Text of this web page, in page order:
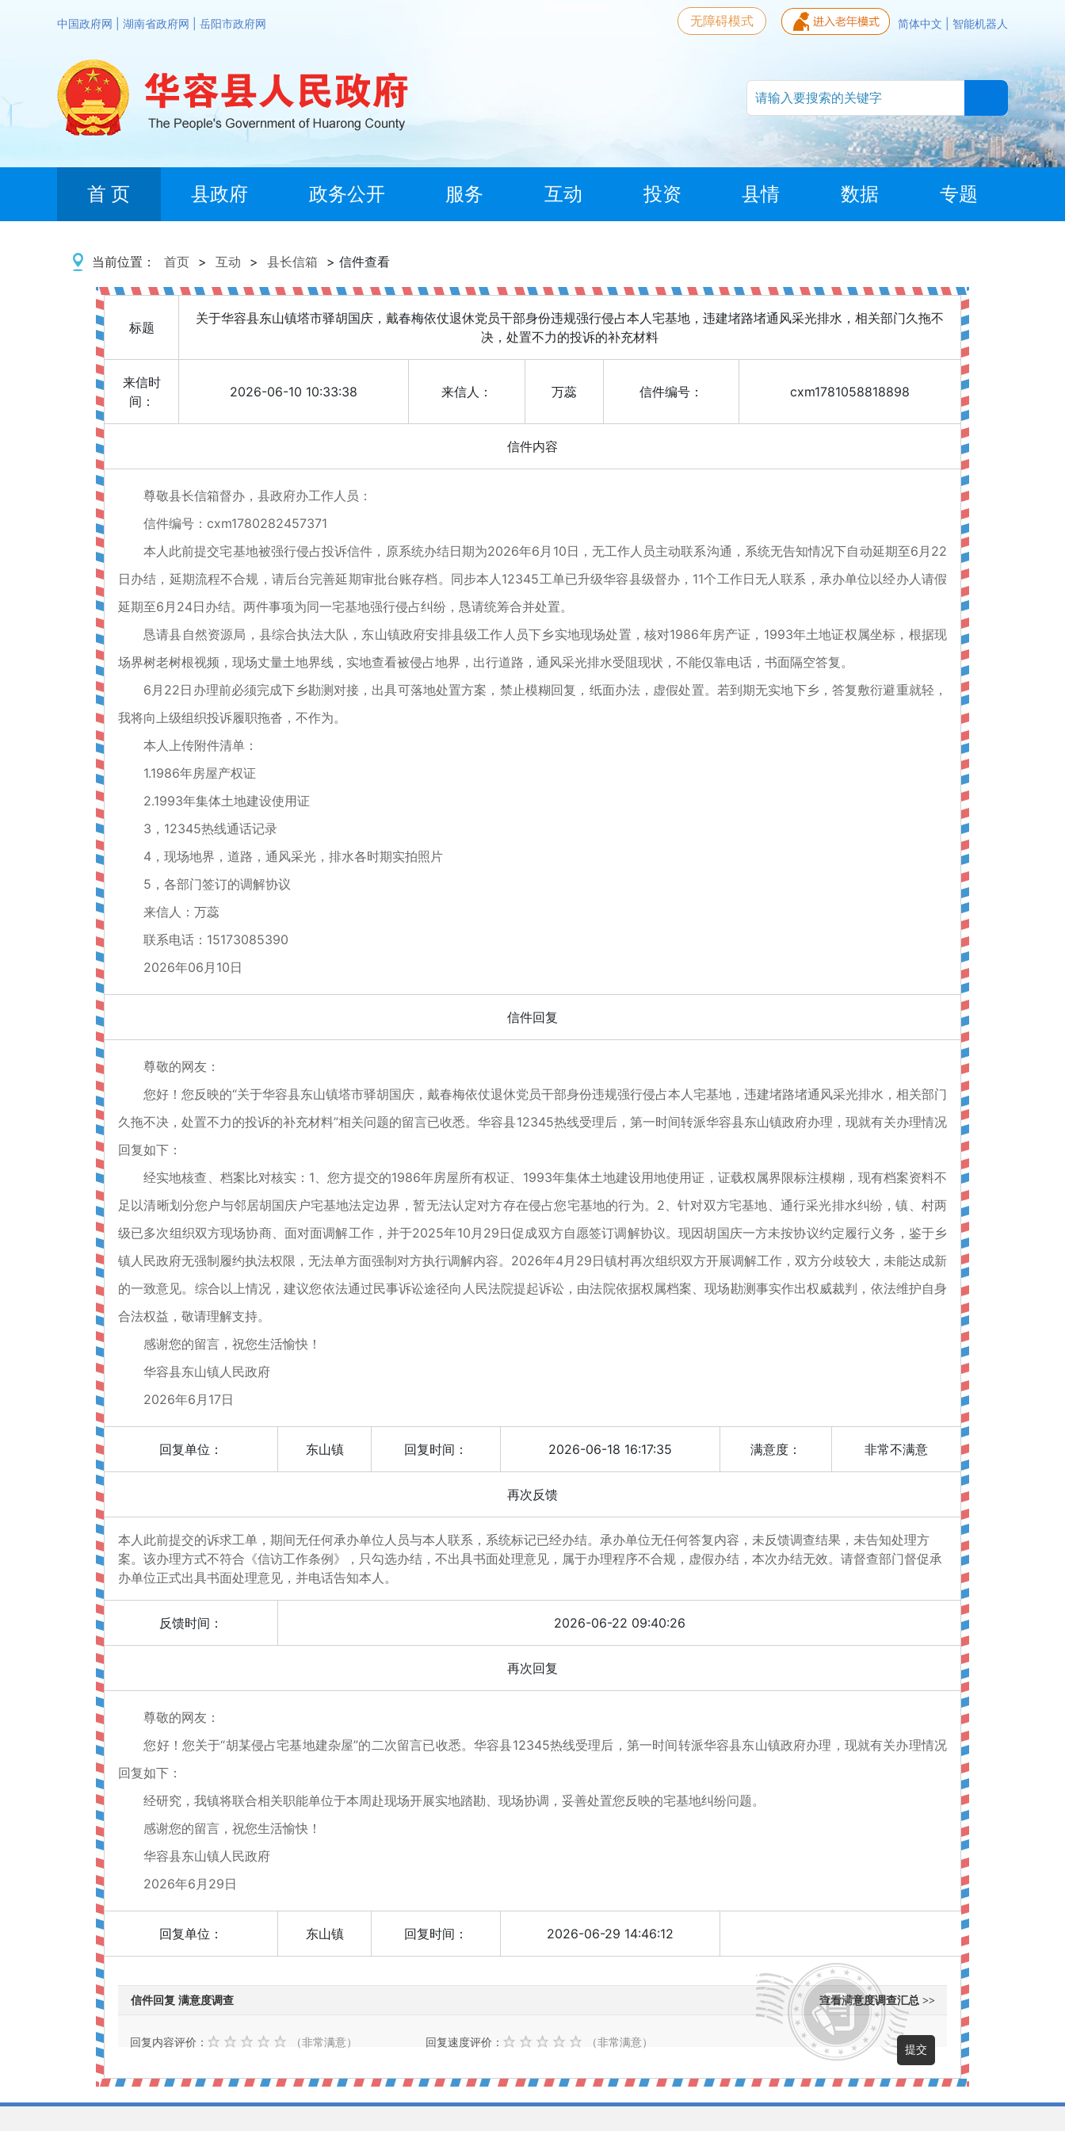
中国政府网 湖南省政府网 岳阳市政府网 简体中文 智能机器人
无障碍模式
首 页 县政府 政务公开 服务 互动 投资 县情 数据 专题
当前位置： 首页 > 互动 > 县长信箱 > 信件查看
标题
关于华容县东山镇塔市驿胡国庆，戴春梅依仗退休党员干部身份违规强行侵占本人宅基地，违建堵路堵通风采光排水，相关部门久拖不
决，处置不力的投诉的补充材料
来信时
间：
2026-06-10 10:33:38 来信人： 万蕊 信件编号： cxm1781058818898
信件内容
尊敬县长信箱督办，县政府办工作人员：
信件编号：cxm1780282457371
本人此前提交宅基地被强行侵占投诉信件，原系统办结日期为2026年6月10日，无工作人员主动联系沟通，系统无告知情况下自动延期至6月22
日办结，延期流程不合规，请后台完善延期审批台账存档。同步本人12345工单已升级华容县级督办，11个工作日无人联系，承办单位以经办人请假
延期至6月24日办结。两件事项为同一宅基地强行侵占纠纷，恳请统筹合并处置。
恳请县自然资源局，县综合执法大队，东山镇政府安排县级工作人员下乡实地现场处置，核对1986年房产证，1993年土地证权属坐标，根据现
场界树老树根视频，现场丈量土地界线，实地查看被侵占地界，出行道路，通风采光排水受阻现状，不能仅靠电话，书面隔空答复。
6月22日办理前必须完成下乡勘测对接，出具可落地处置方案，禁止模糊回复，纸面办法，虚假处置。若到期无实地下乡，答复敷衍避重就轻，
我将向上级组织投诉履职拖沓，不作为。
本人上传附件清单：
1.1986年房屋产权证
2.1993年集体土地建设使用证
3，12345热线通话记录
4，现场地界，道路，通风采光，排水各时期实拍照片
5，各部门签订的调解协议
来信人：万蕊
联系电话：15173085390
2026年06月10日
信件回复
尊敬的网友：
您好！您反映的“关于华容县东山镇塔市驿胡国庆，戴春梅依仗退休党员干部身份违规强行侵占本人宅基地，违建堵路堵通风采光排水，相关部门
久拖不决，处置不力的投诉的补充材料”相关问题的留言已收悉。华容县12345热线受理后，第一时间转派华容县东山镇政府办理，现就有关办理情况
回复如下：
经实地核查、档案比对核实：1、您方提交的1986年房屋所有权证、1993年集体土地建设用地使用证，证载权属界限标注模糊，现有档案资料不
足以清晰划分您户与邻居胡国庆户宅基地法定边界，暂无法认定对方存在侵占您宅基地的行为。2、针对双方宅基地、通行采光排水纠纷，镇、村两
级已多次组织双方现场协商、面对面调解工作，并于2025年10月29日促成双方自愿签订调解协议。现因胡国庆一方未按协议约定履行义务，鉴于乡
镇人民政府无强制履约执法权限，无法单方面强制对方执行调解内容。2026年4月29日镇村再次组织双方开展调解工作，双方分歧较大，未能达成新
的一致意见。综合以上情况，建议您依法通过民事诉讼途径向人民法院提起诉讼，由法院依据权属档案、现场勘测事实作出权威裁判，依法维护自身
合法权益，敬请理解支持。
感谢您的留言，祝您生活愉快！
华容县东山镇人民政府
2026年6月17日
回复单位： 东山镇 回复时间： 2026-06-18 16:17:35 满意度： 非常不满意
再次反馈
本人此前提交的诉求工单，期间无任何承办单位人员与本人联系，系统标记已经办结。承办单位无任何答复内容，未反馈调查结果，未告知处理方
案。该办理方式不符合《信访工作条例》，只勾选办结，不出具书面处理意见，属于办理程序不合规，虚假办结，本次办结无效。请督查部门督促承
办单位正式出具书面处理意见，并电话告知本人。
反馈时间： 2026-06-22 09:40:26
再次回复
尊敬的网友：
您好！您关于“胡某侵占宅基地建杂屋”的二次留言已收悉。华容县12345热线受理后，第一时间转派华容县东山镇政府办理，现就有关办理情况
回复如下：
经研究，我镇将联合相关职能单位于本周赴现场开展实地踏勘、现场协调，妥善处置您反映的宅基地纠纷问题。
感谢您的留言，祝您生活愉快！
华容县东山镇人民政府
2026年6月29日
回复单位： 东山镇 回复时间： 2026-06-29 14:46:12
信件回复 满意度调查 查看满意度调查汇总 >>
回复内容评价： （非常满意） 回复速度评价： （非常满意）